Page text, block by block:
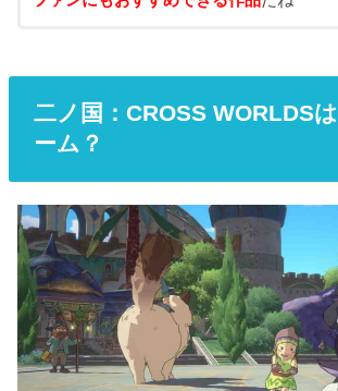
二ノ国：CROSS WORLDS
ーム？